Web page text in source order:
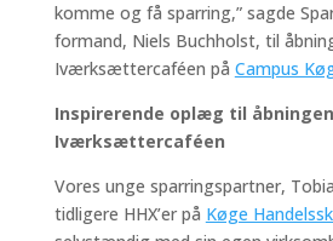
komme og få sparring,” sagde
formand, Niels Buchholst, til
Iværksættercaféen på Campus
Inspirerende oplæg til
Iværksættercaféen
Vores unge sparringspartner,
tidligere HHX’er på Køge